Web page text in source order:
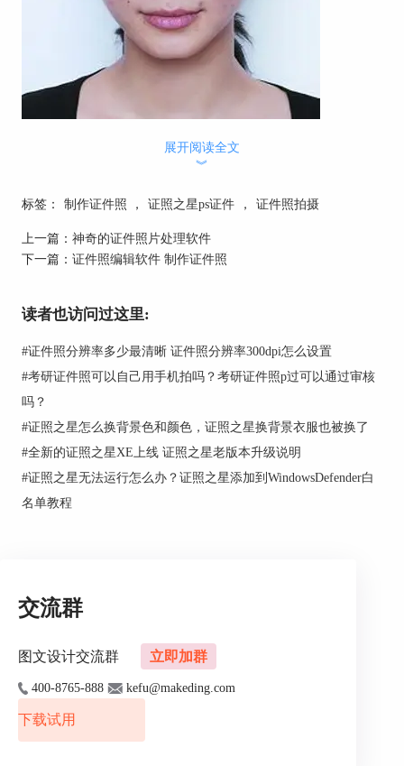
证照之星是怎么做到的呢？ 点击“细节调整”中的“
点”，在弹出的对话框中，用魔术擦点击有痘痘和斑点的部分就可
以了。简简单单一个步骤，就让证件照大变了样。
展开阅读全文
︾
标签： 制作证件照 ， 证照之星ps证件 ， 证件照拍摄
上一篇： 神奇的证件照片处理软件
下一篇： 证件照编辑软件 制作证件照
读者也访问过这里:
#证件照分辨率多少最清晰 证件照分辨率300dpi怎么设置
#考研证件照可以自己用手机拍吗？考研证件照p过可以通过审核
吗？
#证照之星怎么换背景色和颜色，证照之星换背景衣服也被换了
#全新的证照之星XE上线 证照之星老版本升级说明
#证照之星无法运行怎么办？证照之星添加到WindowsDefender白
名单教程
交流群
图文设计交流群 立即加群
400-8765-888 kefu@makeding.com
下载试用